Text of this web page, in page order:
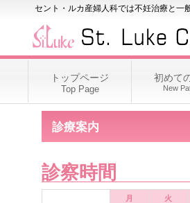
セント・ルカ産婦人科では不妊治療と一
診療案内
診察時間
月 火
トップページ
Top Page
初めて
New